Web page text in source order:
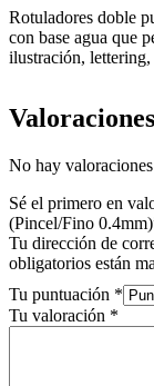
Rotuladores doble
con base agua que
ilustración, lettering,
Valoraciones
No hay
Sé el primero en
(Pincel/Fino
Tu dirección de
obligatorios están
Tu puntuación *
Tu valoración *